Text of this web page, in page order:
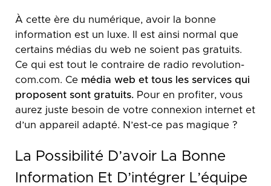
À cette ère du numérique, avoir la bonne
information est un luxe. Il est ainsi normal que
certains médias du web ne soient pas gratuits.
Ce qui est tout le contraire de radio revolution-
com.com. Ce média web et tous les services qui
proposent sont gratuits. Pour en profiter, vous
aurez juste besoin de votre connexion internet et
d’un appareil adapté. N’est-ce pas magique ?
La Possibilité D’avoir La Bonne
Information Et D’intégrer L’équipe